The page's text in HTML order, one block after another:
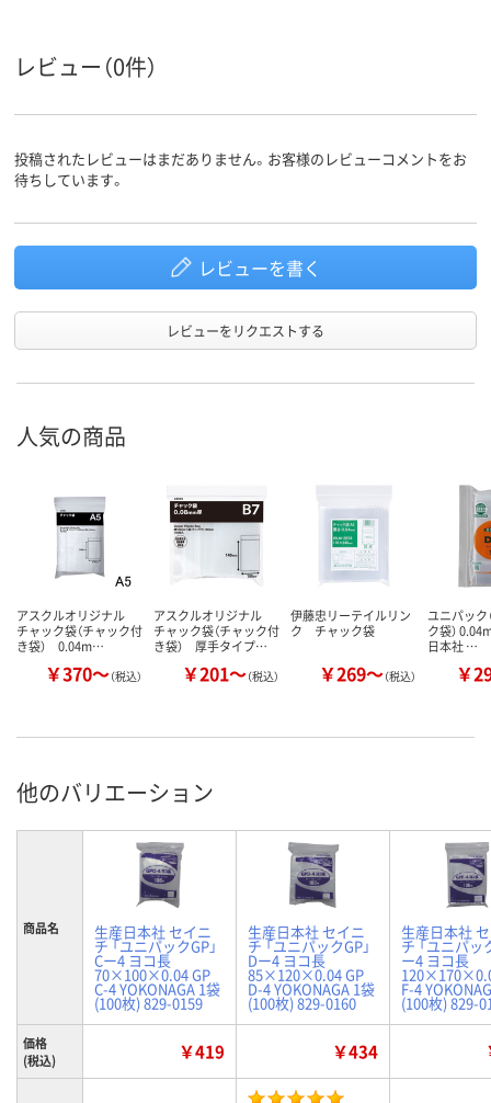
アスクル
レビュー（0件）
投稿されたレビューはまだありません。お客様のレビューコメントをお
待ちしています。
レビューを書く
レビューをリクエストする
人気の商品
アスクルオリジナル
チャック袋（チャック付
き袋） 0.04m…
￥370～（税込）
アスクルオリジナル
チャック袋（チャック付
き袋） 厚手タイプ…
￥201～（税込）
伊藤忠リーテイルリン
ク チャック袋
￥269～（税込）
ユニパック
ク袋）
日本社 …
￥
他のバリエーション
商品名 生産日本社 セイニ
チ 「ユニパックGP」
Cー4 ヨコ長
70×100×0.04 GP
C-4 YOKONAGA 1袋
(100枚) 829-0159
生産日本社 セイニ
チ 「ユニパックGP」
Dー4 ヨコ長
85×120×0.04 GP
D-4 YOKONAGA 1袋
(100枚) 829-0160
生産日本社
チ 「ユニパッ
ー4 ヨコ長
F-4
(100枚) 829-
価格
(税込)
￥419 ￥434